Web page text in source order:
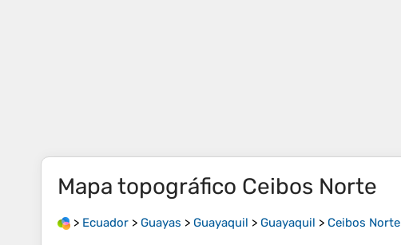
Mapa topográfico Ceibos Norte
> Ecuador > Guayas > Guayaquil > Guayaquil > Ceibos Norte